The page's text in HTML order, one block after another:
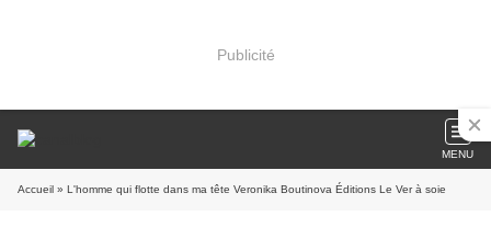
Publicité
MENU
Accueil » L'homme qui flotte dans ma tête Veronika Boutinova Éditions Le Ver à soie